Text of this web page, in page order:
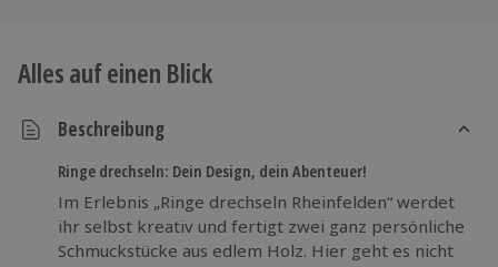
Alles auf einen Blick
Beschreibung
Ringe drechseln: Dein Design, dein Abenteuer!
Im Erlebnis „Ringe drechseln Rheinfelden“ werdet
ihr selbst kreativ und fertigt zwei ganz persönliche
Schmuckstücke aus edlem Holz. Hier geht es nicht